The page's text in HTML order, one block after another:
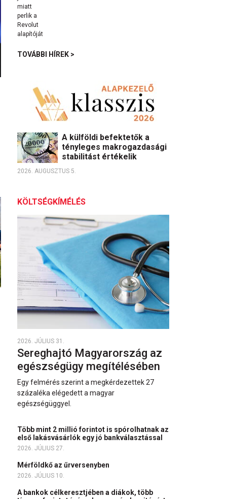
TOVÁBBI HÍREK >
A külföldi befektetők a
tényleges makrogazdasági
stabilitást értékelik
2026. AUGUSZTUS 5.
KÖLTSÉGKÍMÉLÉS
2026. JÚLIUS 31.
Sereghajtó Magyarország az
egészségügy megítélésében
Egy felmérés szerint a megkérdezettek 27
százaléka elégedett a magyar
egészségüggyel.
Több mint 2 millió forintot is spórolhatnak az
első lakásvásárlók egy jó bankválasztással
2026. JÚLIUS 27.
Mérföldkő az űrversenyben
2026. JÚLIUS 10.
A bankok célkeresztjében a diákok, több